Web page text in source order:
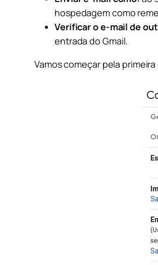
hospedagem como
Verificar o e-mail de
entrada do Gmail.
Vamos começar pela